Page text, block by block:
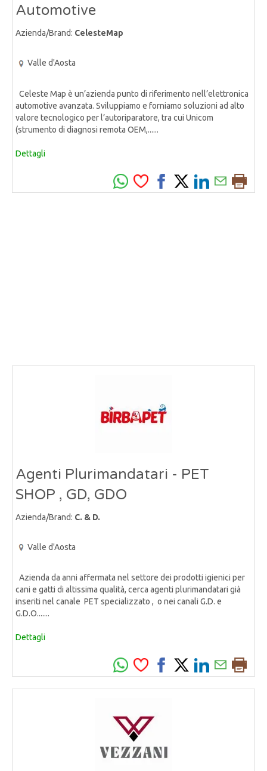
Automotive
Azienda/Brand: CelesteMap
Valle d'Aosta
Celeste Map è un’azienda punto di riferimento nell’elettronica
automotive avanzata. Sviluppiamo e forniamo soluzioni ad alto
valore tecnologico per l’autoriparatore, tra cui Unicom
(strumento di diagnosi remota OEM,......
Dettagli
Agenti Plurimandatari - PET
SHOP , GD, GDO
Azienda/Brand: C. & D.
Valle d'Aosta
Azienda da anni affermata nel settore dei prodotti igienici per
cani e gatti di altissima qualità, cerca agenti plurimandatari già
inseriti nel canale PET specializzato , o nei canali G.D. e
G.D.O.......
Dettagli